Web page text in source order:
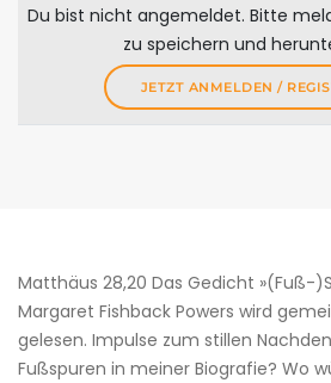
Du bist nicht angemeldet. Bitte
zu speichern und
JETZT ANMELDEN /
Matthäus 28,20 Das Gedicht »(Fuß-
Margaret Fishback Powers wird
gelesen. Impulse zum stillen
Fußspuren in meiner Biografie? Wo